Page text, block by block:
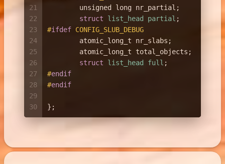
21
22
23
24
25
26
27
28
29
30
unsigned
long nr_partial;
struct
list_head partial ;
#ifdef CONFIG_SLUB_DEBUG
atomic_long_t nr_slabs;
atomic_long_t total_objects;
struct
list_head full ;
#endif
#endif
};